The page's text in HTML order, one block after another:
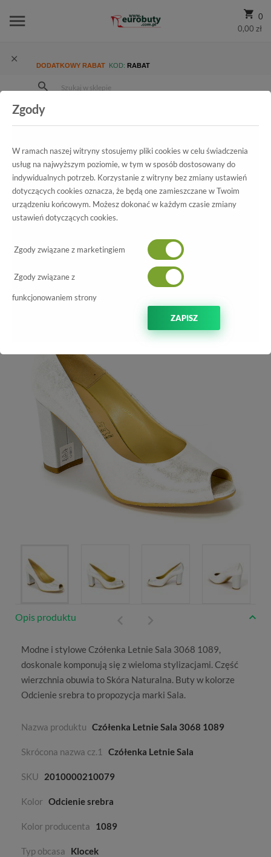
0
0,00 zł
DODATKOWY RABAT KOD: RABAT
Kolekcja damska
Czółenka
Wszystkie produkty
3068 1089
Opis produktu
Modne i stylowe Czółenka Letnie Sala 3068 1089,
doskonale komponują się z wieloma stylizacjami. Część
wierzchnia obuwia toSkóra Naturalna. Buty w kolorze
Odcienie srebra to propozycja marki Sala.
Nazwa produktu Czółenka Letnie Sala 3068 1089
Skrócona nazwa cz.1 Czółenka Letnie Sala
SKU 2010000210079
Kolor Odcienie srebra
Kolor producenta 1089
Typ obcasa Klocek
Zgody
W ramach naszej witryny stosujemy pliki cookies w celu świadczenia
usług na najwyższym poziomie, w tym w sposób dostosowany do
indywidualnych potrzeb. Korzystanie z witryny bez zmiany ustawień
dotyczących cookies oznacza, że będą one zamieszczane w Twoim
urządzeniu końcowym. Możesz dokonać w każdym czasie zmiany
ustawień dotyczących cookies.
Zgody związane z marketingiem
Zgody związane z
funkcjonowaniem strony
ZAPISZ